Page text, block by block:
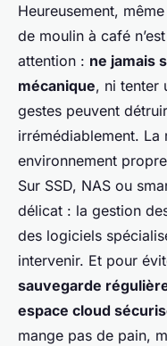
Heureusement,
de moulin à café
attention : ne jamais
mécanique, ni tenter
gestes peuvent
irrémédiablement. La
environnement
Sur SSD, NAS ou
délicat : la gestion
des logiciels
intervenir. Et pour
sauvegarde
espace cloud
mange pas de pain,